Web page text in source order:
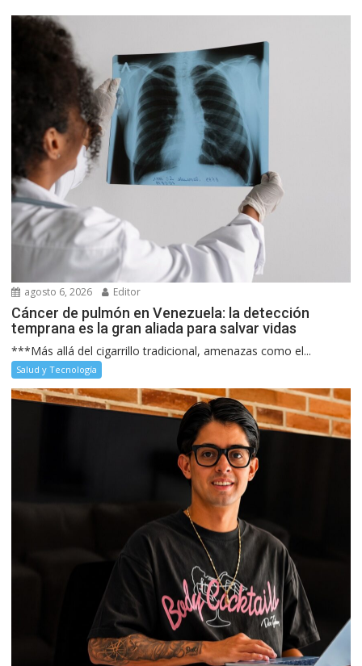
agosto 6, 2026 Editor
Cáncer de pulmón en Venezuela: la detección
temprana es la gran aliada para salvar vidas
***Más allá del cigarrillo tradicional, amenazas como el...
Salud y Tecnología